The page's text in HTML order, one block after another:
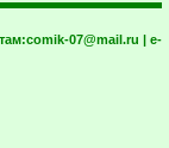
comik-07@mail.ru | e-